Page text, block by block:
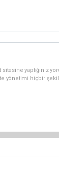
yaptığınız
yönetimi hiçbir